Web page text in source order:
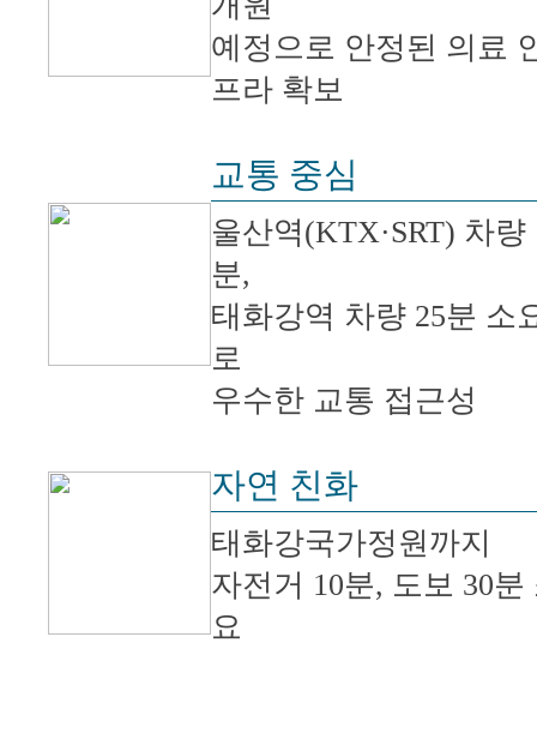
예정으로 안정된 의료
프라 확보
교통 중심
울산역(KTX·SRT) 차량
분,
태화강역 차량 25분 소
로
우수한 교통 접근성
자연 친화
태화강국가정원까지
자전거 10분, 도보 30분
요